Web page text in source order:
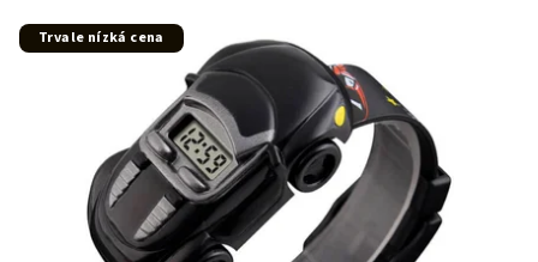
5
hvězdiček.
Trvale nízká cena